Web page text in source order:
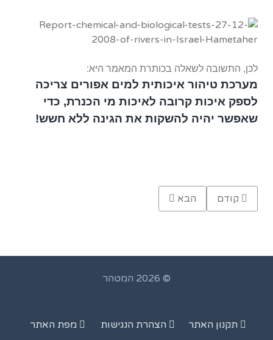
לכן, התשובה לשאלה בכותרת המאמר היא:
מערכת טיהור איכותית למים אפורים צריכה
לספק איכות קרובה לאיכות מי הכנרת, כדי
שאפשר יהיה להשקות את הגינה ללא חשש!
Previous article: מחקר- טיהור ביתי ומיחזור מים אפורים
קודם Next article: עשרת הדיברות לטיהור ולשימוש במים אפורים
הבא
© 2026 המטהר
תקנון האתר הצהרת הנגישות מפת האתר